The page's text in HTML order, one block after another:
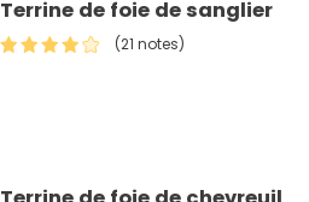
Terrine de foie de sanglier
(21 notes)